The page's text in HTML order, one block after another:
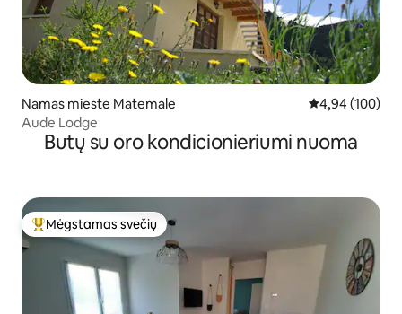
Namas mieste Matemale Vidutinis
4,94 (100)
Aude Lodge
Butų su oro kondicionieriumi nuoma
Svečių mėgstamiausias
Mėgstamas svečių